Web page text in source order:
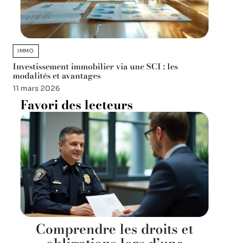
IMMO
Investissement immobilier via une SCI : les
modalités et avantages
11 mars 2026
Favori des lecteurs
Comprendre les droits et